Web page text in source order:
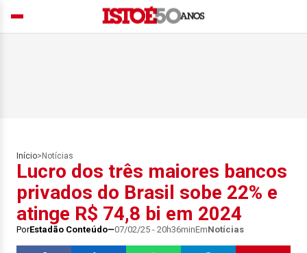
Início> Notícias
Lucro dos três maiores bancos
privados do Brasil sobe 22% e
atinge R$ 74,8 bi em 2024
PorEstadão Conteúdo 07/02/25 - 20h36minEmNotícias